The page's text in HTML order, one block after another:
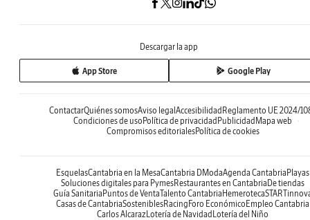
Descargar la app
App Store Google Play
ContactarQuiénes somosAviso legal Accesibilidad Reglamento UE 2024/
Condiciones de uso Política de privacidad Publicidad Mapa web
Compromisos editorialesPolítica de cookies
EsquelasCantabria en la MesaCantabria DModaAgenda Cantabria Playas
Soluciones digitales para PymesRestaurantes en Cantabria De tiendas
Guía Sanitaria Puntos de VentaTalento Cantabria Hemeroteca
Casas de CantabriaSosteniblesRacing Foro Económico Empleo Cantabria
Carlos AlcarazLotería de Navidad Lotería del Niño